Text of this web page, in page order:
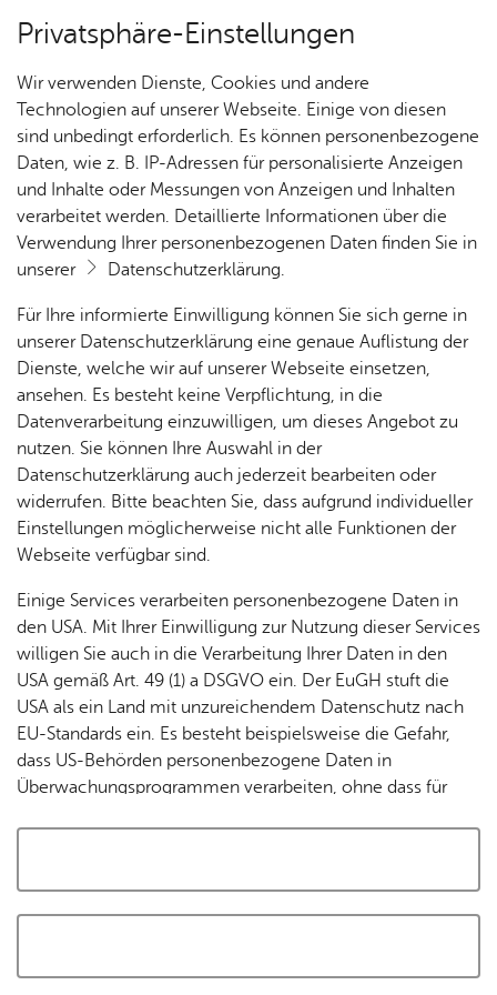
Kartenansicht
Cookie-Hinweis
Zum Laden dieser Karte wird eine Verbindung zu externen
Servern hergestellt. Diese verwenden Cookies und andere
Tracking-Technologien, um die Bedienung zu
personalisieren und zu verbessern. Weitere Informationen
finden Sie in unsererDatenschutzerklärung
Cookies akzeptieren und Karte laden
Privatsphäre-Einstellungen
Wir verwenden Dienste, Cookies und andere
Technologien auf unserer Webseite. Einige von diesen
sind unbedingt erforderlich. Es können personenbezogene
Daten, wie z. B. IP-Adressen für personalisierte Anzeigen
und Inhalte oder Messungen von Anzeigen und Inhalten
verarbeitet werden. Detaillierte Informationen über die
Verwendung Ihrer personenbezogenen Daten finden Sie in
unserer
Datenschutzerklärung.
Für Ihre informierte Einwilligung können Sie sich gerne in
unserer Datenschutzerklärung eine genaue Auflistung der
Dienste, welche wir auf unserer Webseite einsetzen,
ansehen. Es besteht keine Verpflichtung, in die
Datenverarbeitung einzuwilligen, um dieses Angebot zu
nutzen. Sie können Ihre Auswahl in der
Datenschutzerklärung auch jederzeit bearbeiten oder
widerrufen. Bitte beachten Sie, dass aufgrund individueller
Einstellungen möglicherweise nicht alle Funktionen der
Webseite verfügbar sind.
Einige Services verarbeiten personenbezogene Daten in
den USA. Mit Ihrer Einwilligung zur Nutzung dieser Services
willigen Sie auch in die Verarbeitung Ihrer Daten in den
USA gemäß Art. 49 (1) a DSGVO ein. Der EuGH stuft die
USA als ein Land mit unzureichendem Datenschutz nach
EU-Standards ein. Es besteht beispielsweise die Gefahr,
dass US-Behörden personenbezogene Daten in
Überwachungsprogrammen verarbeiten, ohne dass für